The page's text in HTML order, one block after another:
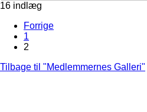
16 indlæg
Forrige
1
2
Tilbage til "Medlemmernes Galleri"